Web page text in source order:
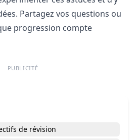
Partagez vos questions ou
progression compte
PUBLICITÉ
de révision